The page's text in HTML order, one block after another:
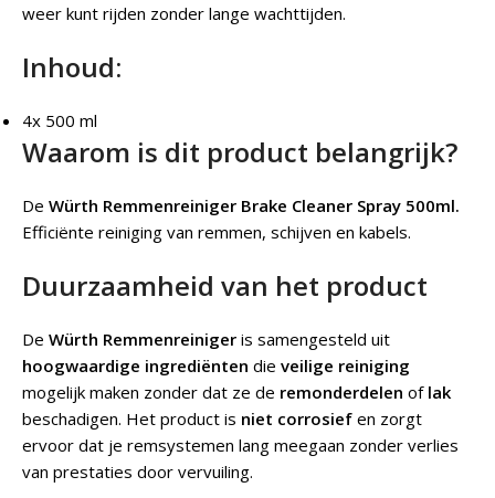
weer kunt rijden zonder lange wachttijden.
Inhoud:
4x 500 ml
Waarom is dit product belangrijk?
De Würth Remmenreiniger Brake Cleaner Spray 500ml.
Efficiënte reiniging van remmen, schijven en kabels.
Duurzaamheid van het product
De Würth Remmenreiniger is samengesteld uit
hoogwaardige ingrediënten die veilige reiniging
mogelijk maken zonder dat ze de remonderdelen of lak
beschadigen. Het product is niet corrosief en zorgt
ervoor dat je remsystemen lang meegaan zonder verlies
van prestaties door vervuiling.